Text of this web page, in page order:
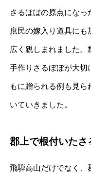
さるぼぼの原点になっ
庶民の嫁入り道具にも
広く親しまれました
手作りさるぼぼが大切
もに贈られる例も見
いていきました。
郡上で根付いたさ
飛騨高山だけでなく、